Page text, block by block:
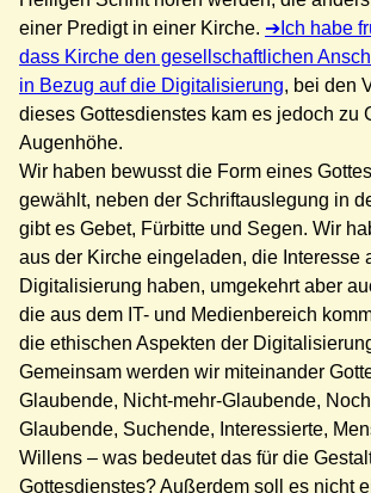
einer Predigt in einer Kirche.
Ich habe
dass Kirche den gesellschaftlichen
in Bezug auf die Digitalisierung, bei den
dieses Gottesdienstes kam es jedoch zu
Augenhöhe.
Wir haben bewusst die Form eines
gewählt, neben der Schriftauslegung in
gibt es Gebet, Fürbitte und Segen. Wir
aus der Kirche eingeladen, die Interesse
Digitalisierung haben, umgekehrt aber
die aus dem IT- und Medienbereich
die ethischen Aspekten der
Gemeinsam werden wir miteinander
Glaubende, Nicht-mehr-Glaubende,
Glaubende, Suchende, Interessierte,
Willens – was bedeutet das für die
Gottesdienstes? Außerdem soll es nicht